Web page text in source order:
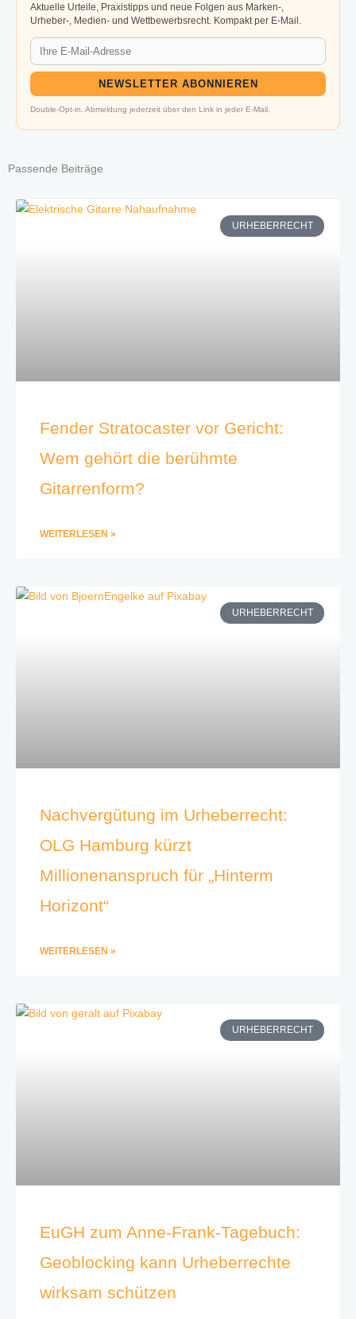
Aktuelle Urteile, Praxistipps und neue Folgen aus Marken-,
Urheber-, Medien- und Wettbewerbsrecht. Kompakt per E-Mail.
NEWSLETTER ABONNIEREN
Double-Opt-in. Abmeldung jederzeit über den Link in jeder E-Mail.
Passende Beiträge
URHEBERRECHT
Fender Stratocaster vor Gericht:
Wem gehört die berühmte
Gitarrenform?
WEITERLESEN »
URHEBERRECHT
Nachvergütung im Urheberrecht:
OLG Hamburg kürzt
Millionenanspruch für „Hinterm
Horizont“
WEITERLESEN »
URHEBERRECHT
EuGH zum Anne-Frank-Tagebuch:
Geoblocking kann Urheberrechte
wirksam schützen